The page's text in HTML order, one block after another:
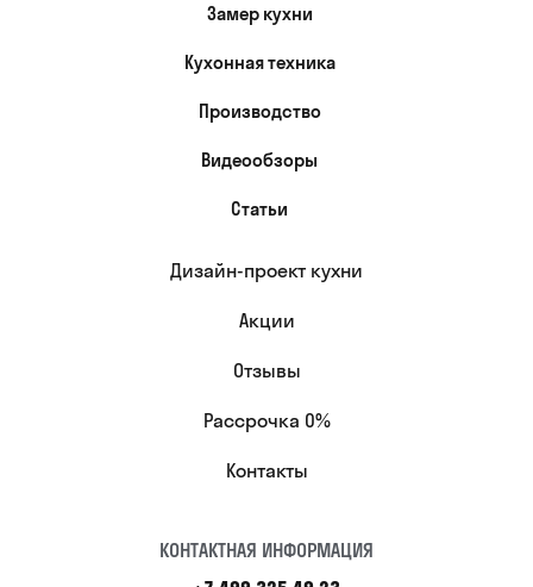
Замер кухни
Кухонная техника
Производство
Видеообзоры
Статьи
Дизайн-проект кухни
Акции
Отзывы
Рассрочка 0%
Контакты
КОНТАКТНАЯ ИНФОРМАЦИЯ